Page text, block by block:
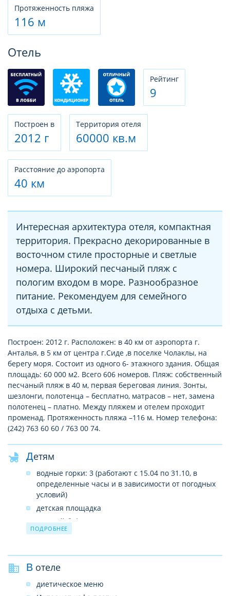
Протяженность пляжа
116 м
Отель
Рeйтинг
9
Построен в
2012 г
Территория отеля
60000 кв.м
Расстояние до аэропорта
40 км
Интересная архитектура отеля, компактная
территория. Прекрасно декорированные в
восточном стиле просторные и светлые
номера. Широкий песчаный пляж с
пологим входом в море. Разнообразное
питание. Рекомендуем для семейного
отдыха с детьми.
Построен: 2012 г. Расположен: в 40 км от аэропорта г.
Анталья, в 5 км от центра г.Сиде ,в поселке Чолаклы, на
берегу моря. Состоит из одного 6- этажного здания. Общая
площадь: 60 000 м2. Всего 606 номеров. Пляж: собственный
песчаный пляж в 40 м, первая береговая линия. Зонты,
шезлонги, полотенца – бесплатно, матрасов – нет, замена
полотенец – платно. Между пляжем и отелем проходит
променад. Протяженность пляжа –116 м. Номер телефона:
(242) 763 60 60 / 763 00 74.
Детям
водные горки: 3 (работают с 15.04 по 31.10, в
определенные часы и в зависимости от погодных
условий)
детская площадка
детский буфет
детский бассейн: есть
определенные часы и в зависимости от погодных
условий)
детский клуб (4–12 лет, в определенные часы)
ПОДРОБНЕЕ
В отеле
диетическое меню